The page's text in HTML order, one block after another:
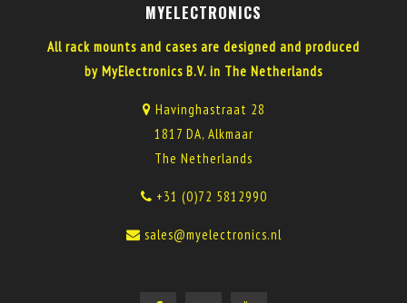
MYELECTRONICS
All rack mounts and cases are designed and produced
by MyElectronics B.V. in The Netherlands
Havinghastraat 28
1817 DA, Alkmaar
The Netherlands
+31 (0)72 5812990
sales@myelectronics.nl